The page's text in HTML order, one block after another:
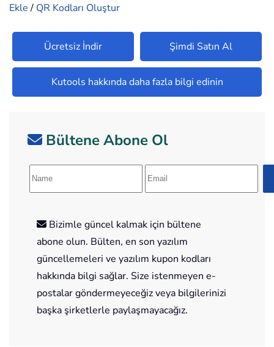
Ekle/ QR Kodları Oluştur
Ücretsiz İndir Şimdi Satın Al
Kutools hakkında daha fazla bilgi edinin
Bültene Abone Ol
Bizimle güncel kalmak için bültene
abone olun. Bülten, en son yazılım
güncellemeleri ve yazılım kupon kodları
hakkında bilgi sağlar. Size istenmeyen e-
postalar göndermeyeceğiz veya bilgilerinizi
başka şirketlerle paylaşmayacağız.